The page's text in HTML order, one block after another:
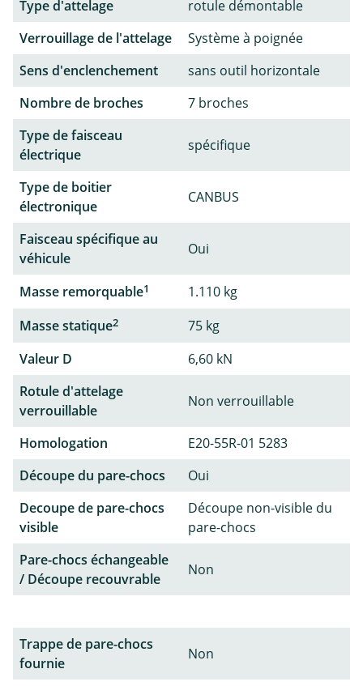
Type d'attelage
rotule démontable
Verrouillage de l'attelage
Système à poignée
Sens d'enclenchement
sans outil horizontale
Nombre de broches
7 broches
Type de faisceau
électrique
spécifique
Type de boitier
électronique
CANBUS
Faisceau spécifique au
véhicule
Oui
Masse remorquable1
1.110 kg
Masse statique2
75 kg
Valeur D
6,60 kN
Rotule d'attelage
verrouillable
Non verrouillable
Homologation
E20-55R-01 5283
Découpe du pare-chocs
Oui
Decoupe de pare-chocs
visible
Découpe non-visible du
pare-chocs
Pare-chocs échangeable
/ Découpe recouvrable
Non
Trappe de pare-chocs
fournie
Non